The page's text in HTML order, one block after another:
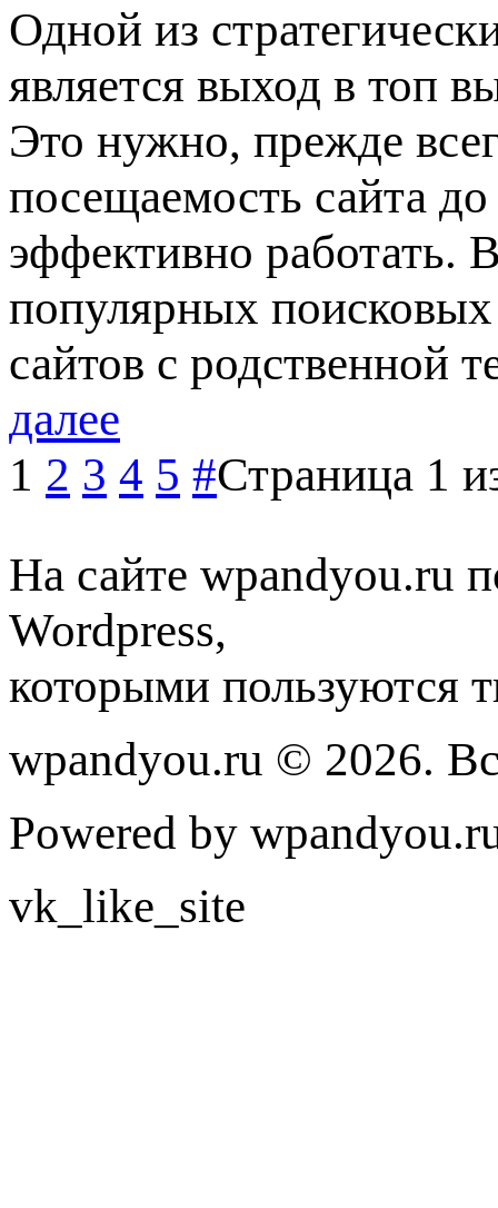
Одной из
является выход в топ
Это нужно, прежде
посещаемость сайта
эффективно работать.
популярных
сайтов с родственной
далее
1 2 3 4 5 #Страница 1
На сайте wpandyou.ru
Wordpress,
которыми пользуются
wpandyou.ru © 2026.
Powered by
vk_like_site